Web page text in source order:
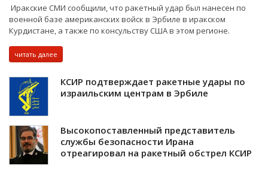
Иракские СМИ сообщили, что ракетный удар был нанесен по
военной базе американских войск в Эрбиле в иракском
Курдистане, а также по консульству США в этом регионе.
читать далее
КСИР подтверждает ракетные удары по
израильским центрам в Эрбиле
Высокопоставленный представитель
службы безопасности Ирана
отреагировал на ракетный обстрел КСИР